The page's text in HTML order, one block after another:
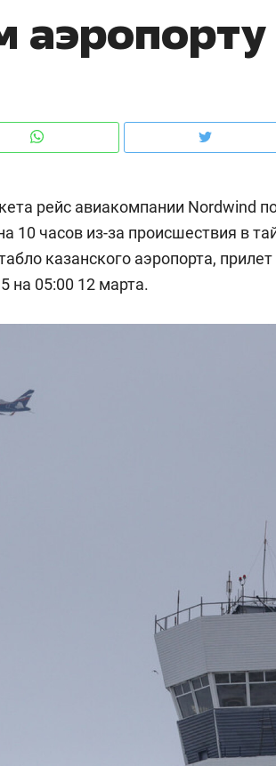
рейс авиакомпании Nordwind
10 часов из-за происшествия в
казанского аэропорта, прилет
на 05:00 12 марта.
о трехкратном росте
клиентах и чудных
Рекомендуем